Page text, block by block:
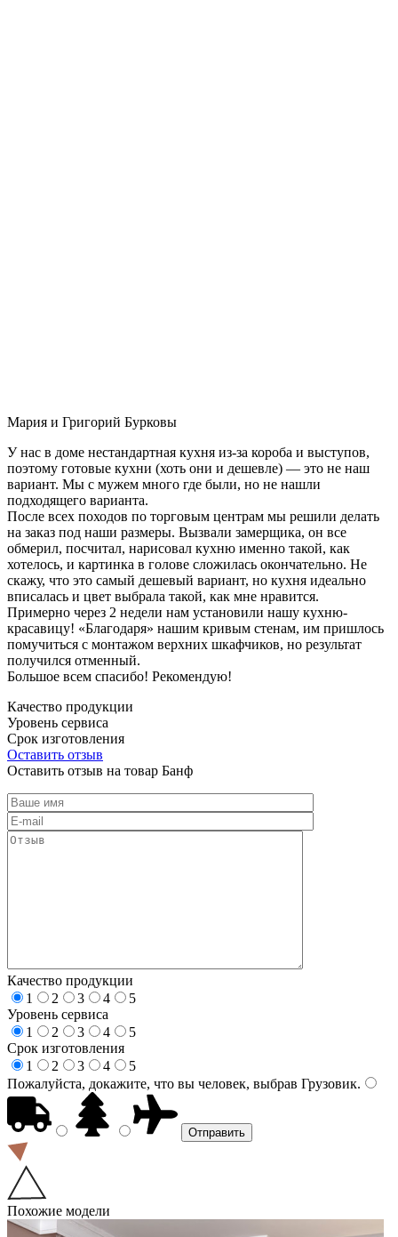
Мария и Григорий Бурковы
У нас в доме нестандартная кухня из-за короба и выступов,
поэтому готовые кухни (хоть они и дешевле) — это не наш
вариант. Мы с мужем много где были, но не нашли
подходящего варианта.
После всех походов по торговым центрам мы решили делать
на заказ под наши размеры. Вызвали замерщика, он все
обмерил, посчитал, нарисовал кухню именно такой, как
хотелось, и картинка в голове сложилась окончательно. Не
скажу, что это самый дешевый вариант, но кухня идеально
вписалась и цвет выбрала такой, как мне нравится.
Примерно через 2 недели нам установили нашу кухню-
красавицу! «Благодаря» нашим кривым стенам, им пришлось
помучиться с монтажом верхних шкафчиков, но результат
получился отменный.
Большое всем спасибо! Рекомендую!
Качество продукции
Уровень сервиса
Срок изготовления
Оставить отзыв
Оставить отзыв на товар Банф
Качество продукции
1
2 3 4
5
Уровень сервиса
1
2 3 4
5
Срок изготовления
1
2 3 4
5
Пожалуйста, докажите, что вы человек, выбрав Грузовик.
Похожие модели